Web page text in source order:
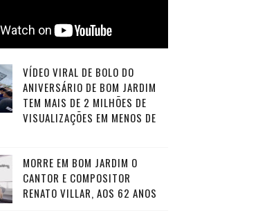
VÍDEO VIRAL DE BOLO DO
ANIVERSÁRIO DE BOM JARDIM
TEM MAIS DE 2 MILHÕES DE
VISUALIZAÇÕES EM MENOS DE
MORRE EM BOM JARDIM O
CANTOR E COMPOSITOR
RENATO VILLAR, AOS 62 ANOS